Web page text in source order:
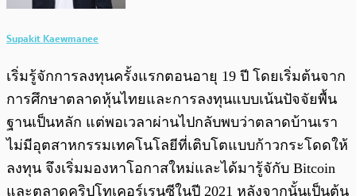
Supakit Kaewmanee
เริ่มรู้จักการลงทุนครั้งแรกตอนอายุ 19 ปี โดยเริ่มต้นจาก
การศึกษาตลาดหุ้นไทยและการลงทุนแบบเน้นปัจจัยพื้น
ฐานเป็นหลัก แต่พอเวลาผ่านไปกลับพบว่าตลาดบ้านเรา
ไม่มีอุตสาหกรรมเทคโนโลยีที่เติบโตแบบก้าวกระโดดให้
ลงทุน จึงเริ่มมองหาโอกาสใหม่และได้มารู้จักับ Bitcoin
และตลาดคริปโทเคอร์เรนซีในปี 2021 หลังจากนั้นเป็นต้น